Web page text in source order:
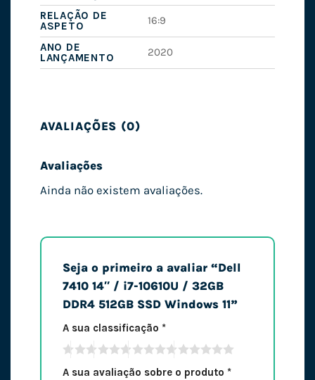
RELAÇÃO DE
ASPETO
16:9
ANO DE
LANÇAMENTO
2020
AVALIAÇÕES (0)
Avaliações
Ainda não existem avaliações.
Seja o primeiro a avaliar “Dell
7410 14″ / i7-10610U / 32GB
DDR4 512GB SSD Windows 11”
A sua classificação *
A sua avaliação sobre o produto *